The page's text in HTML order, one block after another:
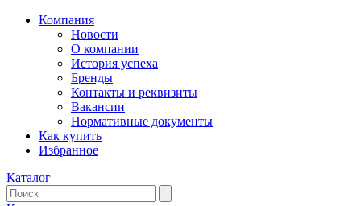
Компания
Новости
О компании
История успеха
Бренды
Контакты и реквизиты
Вакансии
Нормативные документы
Как купить
Избранное
Каталог